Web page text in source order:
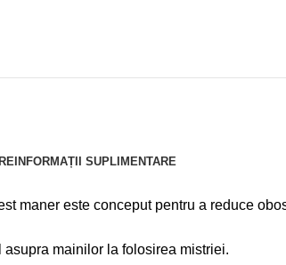
INFORMAȚII SUPLIMENTARE
maner este conceput pentru a reduce
mainilor la folosirea mistriei.